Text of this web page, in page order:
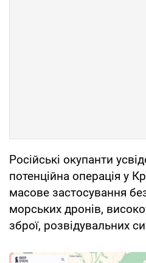
Російські окупанти
потенційна операція у
масове застосування
морських дронів,
зброї, розвідувальних